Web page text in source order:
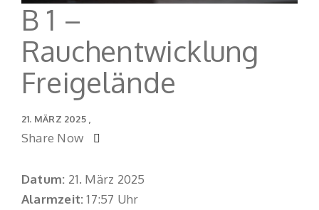
B 1 –
Rauchentwicklung
Freigelände
21. MÄRZ 2025
Share Now
Datum: 21. März 2025
Alarmzeit:17:57 Uhr